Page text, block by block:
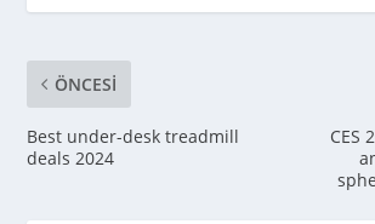
ÖNCESI
Best under-desk treadmill
deals 2024
CES